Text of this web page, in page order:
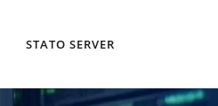
STATO SERVER